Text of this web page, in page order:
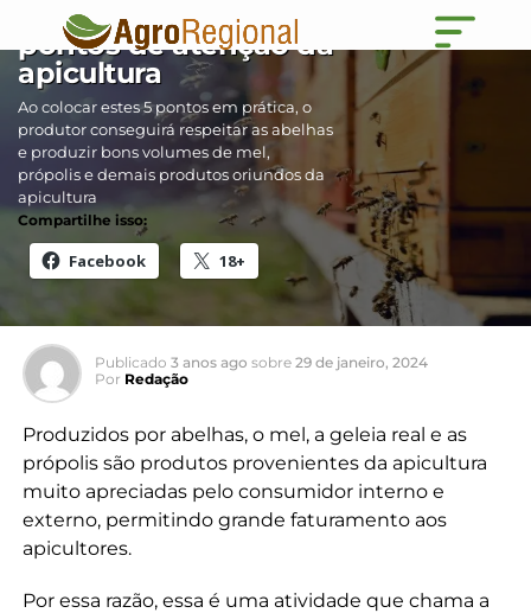
Cultivo de abelhas: 5
pontos de atenção da
apicultura
Ao colocar estes 5 pontos em prática, o
produtor conseguirá respeitar as abelhas
e produzir bons volumes de mel,
própolis e demais produtos oriundos da
apicultura
Compartilhe isso:
Facebook 18+
Publicado 3 anos ago sobre 29 de janeiro, 2024
Por Redação
Produzidos por abelhas, o mel, a geleia real e as
própolis são produtos provenientes da apicultura
muito apreciadas pelo consumidor interno e
externo, permitindo grande faturamento aos
apicultores.
Por essa razão, essa é uma atividade que chama a